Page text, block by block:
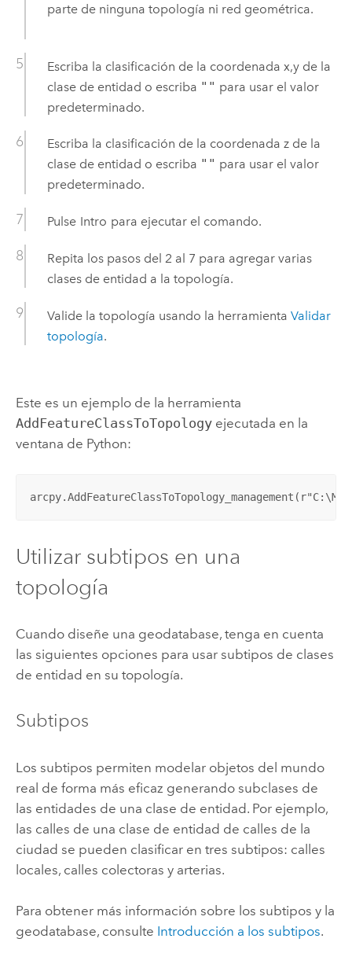
parte de ninguna topología ni red geométrica.
Escriba la clasificación de la coordenada x,y de la
clase de entidad o escriba "" para usar el valor
predeterminado.
Escriba la clasificación de la coordenada z de la
clase de entidad o escriba "" para usar el valor
predeterminado.
Pulse Intro para ejecutar el comando.
Repita los pasos del 2 al 7 para agregar varias
clases de entidad a la topología.
Valide la topología usando la herramienta Validar
topología.
Este es un ejemplo de la herramienta
AddFeatureClassToTopologyejecutada en la
ventana de Python:
Utilizar subtipos en una
topología
Cuando diseñe una geodatabase, tenga en cuenta
las siguientes opciones para usar subtipos de clases
de entidad en su topología.
Subtipos
Los subtipos permiten modelar objetos del mundo
real de forma más eficaz generando subclases de
las entidades de una clase de entidad. Por ejemplo,
las calles de una clase de entidad de calles de la
ciudad se pueden clasificar en tres subtipos: calles
locales, calles colectoras y arterias.
Para obtener más información sobre los subtipos y la
geodatabase, consulte Introducción a los subtipos.